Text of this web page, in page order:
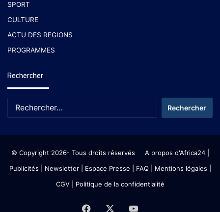
SPORT
CULTURE
ACTU DES REGIONS
PROGRAMMES
Rechercher
© Copyright 2026- Tous droits réservés A propos d'Africa24|
Publicités
Newsletter| Espace Presse | FAQ | Mentions légales
CGV| Politique de la confidentialité